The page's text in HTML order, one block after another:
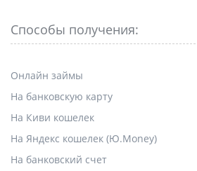
Способы получения:
Онлайн займы
На банковскую карту
На Киви кошелек
На Яндекс кошелек (Ю.Money)
На банковский счет